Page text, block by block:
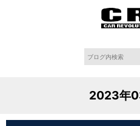
2023年